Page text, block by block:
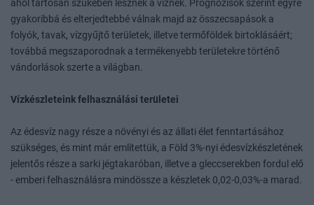
ahol tartósan szűkében lesznek a víznek. Prognózisok szerint egyre
gyakoribbá és elterjedtebbé válnak majd az összecsapások a
folyók, tavak, vízgyűjtő területek, illetve termőföldek birtoklásáért;
továbbá megszaporodnak a termékenyebb területekre történő
vándorlások szerte a világban.
Vízkészleteink felhasználási területei
Az édesvíz nagy része a növényi és az állati élet fenntartásához
szükséges, és mint már említettük, a Föld 3%-nyi édesvízkészletének
jelentős része a sarki jégtakaróban, illetve a gleccserekben fordul elő
- emberi felhasználásra mindössze a készletek 0,02-0,03%-a marad.